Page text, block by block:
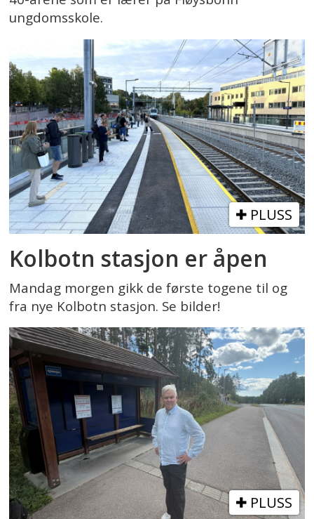
ungdomsskole.
PLUSS
Kolbotn stasjon er åpen
Mandag morgen gikk de første togene til og
fra nye Kolbotn stasjon. Se bilder!
PLUSS